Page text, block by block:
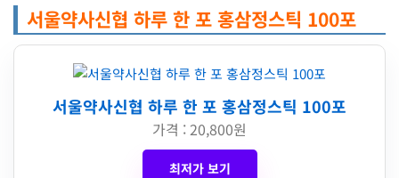
서울약사신협 하루 한 포 홍삼정스틱 100포
서울약사신협 하루 한 포 홍삼정스틱 100포
가격 : 20,800원
최저가 보기